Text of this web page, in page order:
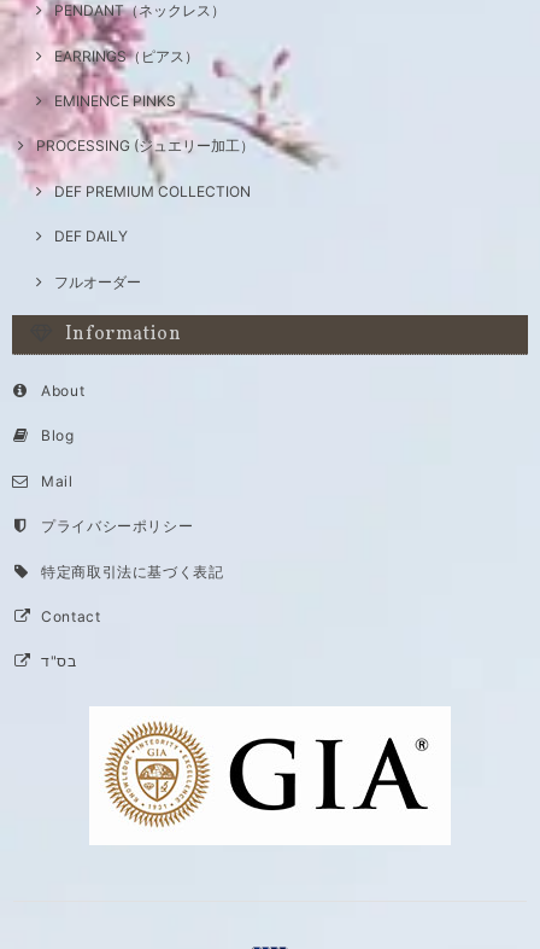
PENDANT（ネックレス）
EARRINGS（ピアス）
EMINENCE PINKS
PROCESSING (ジュエリー加工）
DEF PREMIUM COLLECTION
DEF DAILY
フルオーダー
Information
About
Blog
Mail
プライバシーポリシー
特定商取引法に基づく表記
Contact
בס"ד